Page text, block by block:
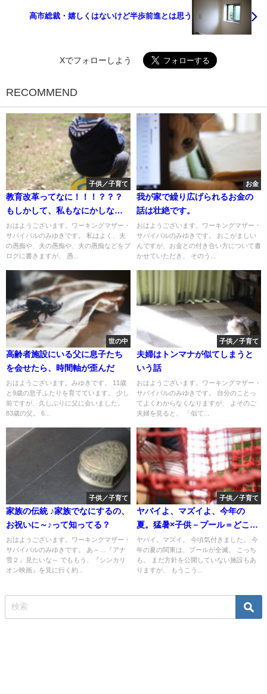
高市総裁・嬉しくはないけど半歩前進とは思う
Xでフォローしよう
RECOMMEND
子供／子育て
教育改革ってなに！！！？？？
もしかして、私もなにかしなき
ゃ？
おはようございます。ワーキングマザー・
サバイバルのみゆきです。 私はよく、夫
の愚痴や、夫の愚痴や、夫の愚痴などをブ
ログに書きますが、 愚...
お金
我が家で繰り広げられるお金の
話は壮絶です。
おはようございます。ワーキングマザー・
サバイバルのみゆきです。 おこがましい
んですが、お金との付き合い方について書
かせていただき、 そのう...
世の中
高齢者施設にいる父に息子たち
を会せたら、時間軸が歪んだ
おはようございます。みゆきです。 11歳
と9歳の息子ふたりを育てています。 少し
前ですが、久しぶりに父に会いました。
83歳の父。 6...
子供／子育て
夫婦はトンマナが似てしまうと
いう話
おはようございます。ワーキングマザー・
サバイバルのみゆきです。 自分のことっ
てよくわからなくなりますが、 よそのご
夫婦を見ると、 「似て...
子供／子育て
家族の伝統 ♪家族でなにするの、
お祝いに～♪って知ってる？
おはようございます。ワーキングマザー・
サバイバルのみゆきです。 あ～…『アナ
雪２』見たいな～ でももう、『シンカリ
オン映画』を見に行く約...
子供／子育て
ヤバイよ、マズイよ、今年の
夏。猛暑×子供－プール＝どこ行
くの？は？
ヤバイ。マズイ。 今頃気付きました。 今
年の夏の関東は、プールが全滅。 こっち
も。 まだ方針を公開していない施設もあ
りますが、 もうこう...